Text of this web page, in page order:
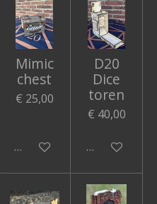
Mimic
chest
€ 25,00
In winkelwagen
D20
Dice
toren
€ 40,00
In